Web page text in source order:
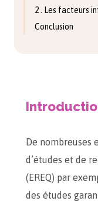
2 . Les facteurs
Conclusion
De nombreuses
d’études et de
(EREQ) par
des études